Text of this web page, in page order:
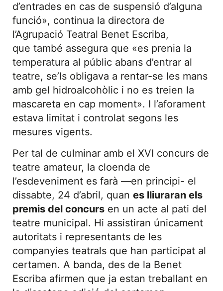
d’entrades en cas de suspensió d’alguna
funció», continua la directora de
l’Agrupació Teatral Benet Escriba,
que també assegura que «es prenia la
temperatura al públic abans d’entrar al
teatre, se’ls obligava a rentar-se les mans
amb gel hidroalcohòlic i no es treien la
mascareta en cap moment». I l’aforament
estava limitat i controlat segons les
mesures vigents.
Per tal de culminar amb el XVI concurs de
teatre amateur, la cloenda de
l’esdeveniment es farà —en principi- el
dissabte, 24 d’abril, quan es lliuraran els
premis del concurs en un acte al pati del
teatre municipal. Hi assistiran únicament
autoritats i representants de les
companyies teatrals que han participat al
certamen. A banda, des de la Benet
Escriba afirmen que ja estan treballant en